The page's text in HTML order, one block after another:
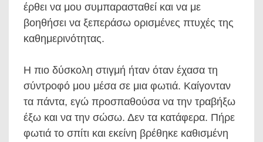
έρθει να μου συμπαρασταθεί και να με
βοηθήσει να ξεπεράσω ορισμένες πτυχές της
καθημερινότητας.
Η πιο δύσκολη στιγμή ήταν όταν έχασα τη
σύντροφό μου μέσα σε μια φωτιά. Καίγονταν
τα πάντα, εγώ προσπαθούσα να την τραβήξω
έξω και να την σώσω. Δεν τα κατάφερα. Πήρε
φωτιά το σπίτι και εκείνη βρέθηκε καθισμένη